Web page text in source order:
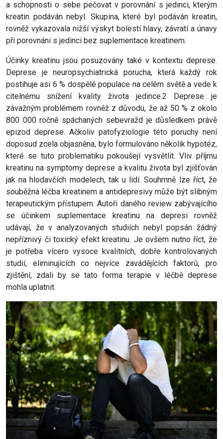
a schopnosti o sebe pečovat v porovnání s jedinci, kterým
kreatin podáván nebyl. Skupina, které byl podáván kreatin,
rovněž vykazovala nižší výskyt bolestí hlavy, závratí a únavy
při porovnáni s jedinci bez suplementace kreatinem.
Účinky kreatinu jsou posuzovány také v kontextu deprese.
Deprese je neuropsychiatrická porucha, která každý rok
postihuje asi 6 % dospělé populace na celém světě a vede k
citelnému snížení kvality života jedince.2 Deprese je
závažným problémem rovněž z důvodu, že až 50 % z okolo
800 000 ročně spáchaných sebevražd je důsledkem právě
epizod deprese. Ačkoliv patofyziologie této poruchy není
doposud zcela objasněna, bylo formulováno několik hypotéz,
které se tuto problematiku pokoušejí vysvětlit. Vliv příjmu
kreatinu na symptomy deprese a kvalitu života byl zjišťován
jak na hlodavčích modelech, tak u lidí. Souhrnně lze říct, že
souběžná léčba kreatinem a antidepresivy může být slibným
terapeutickým přístupem. Autoři daného review zabývajícího
se účinkem suplementace kreatinu na depresi rovněž
udávají, že v analyzovaných studiích nebyl popsán žádný
nepříznivý či toxický efekt kreatinu. Je ovšem nutno říct, že
je potřeba vícero vysoce kvalitních, dobře kontrolovaných
studií, eliminujících co nejvíce zavádějících faktorů, pro
zjištění, zdali by se tato forma terapie v léčbě deprese
mohla uplatnit.